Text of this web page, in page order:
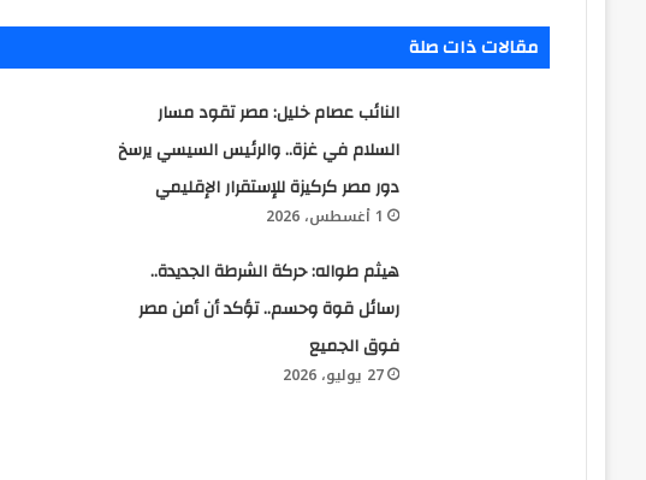
مقالات ذات صلة
النائب عصام خليل: مصر تقود مسار
السلام في غزة.. والرئيس السيسي يرسخ
دور مصر كركيزة للإستقرار الإقليمي
1 أغسطس، 2026
هيثم طواله: حركة الشرطة الجديدة..
رسائل قوة وحسم.. تؤكد أن أمن مصر
فوق الجميع
27 يوليو، 2026